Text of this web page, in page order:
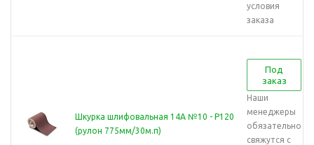
условия
заказа
Шкурка шлифовальная 14А №10 - Р120
(рулон 775мм/30м.п)
Под
заказ
Наши
менеджеры
обязательно
свяжутся с